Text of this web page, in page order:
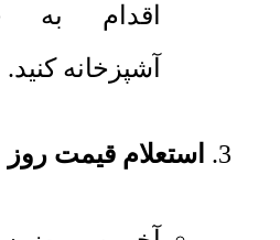
اقدام به
آشپزخانه کنید.
استعلام قیمت روز